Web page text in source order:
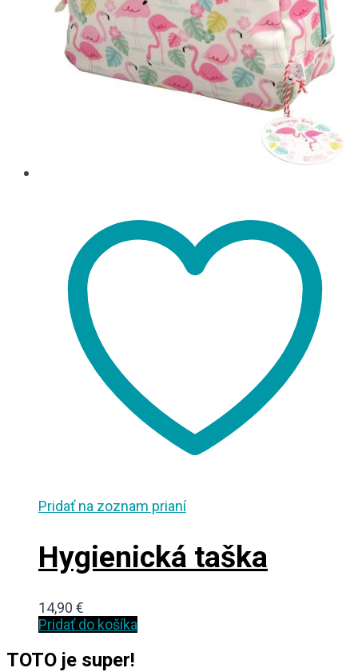
Pridať na zoznam prianí
Hygienická taška
14,90 €
Pridať do košíka
TOTO je super!